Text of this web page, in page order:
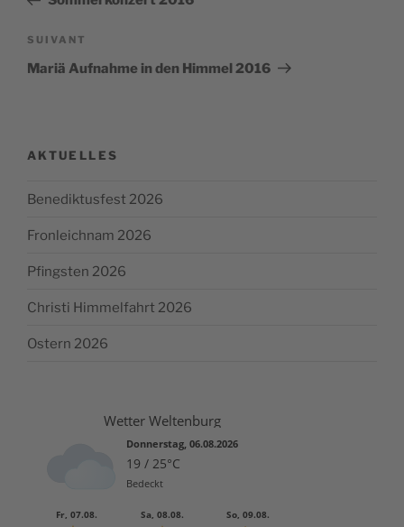
l’article
Article
suivant
SUIVANT
Mariä Aufnahme in den Himmel 2016
AKTUELLES
Benediktusfest 2026
Fronleichnam 2026
Pfingsten 2026
Christi Himmelfahrt 2026
Ostern 2026
Wetter Weltenburg
Donnerstag, 06.08.2026
19 / 25°C
Bedeckt
Fr, 07.08. Sa, 08.08. So, 09.08.